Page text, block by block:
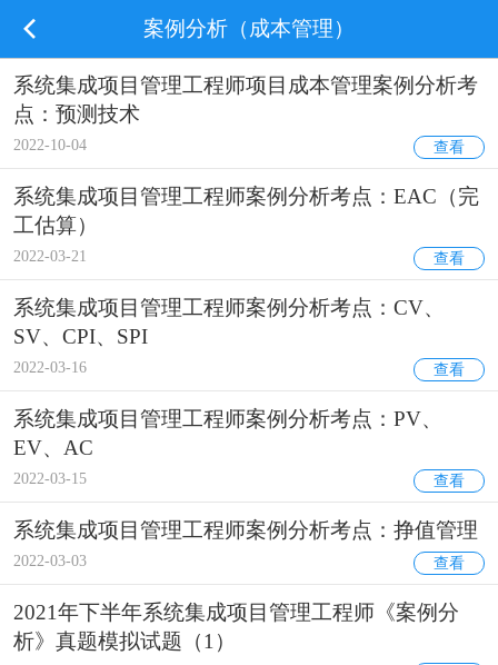
案例分析（成本管理）
系统集成项目管理工程师项目成本管理案例分析考
点：预测技术
2022-10-04 查看
系统集成项目管理工程师案例分析考点：EAC（完
工估算）
2022-03-21 查看
系统集成项目管理工程师案例分析考点：CV、
SV、CPI、SPI
2022-03-16 查看
系统集成项目管理工程师案例分析考点：PV、
EV、AC
2022-03-15 查看
系统集成项目管理工程师案例分析考点：挣值管理
2022-03-03 查看
2021年下半年系统集成项目管理工程师《案例分
析》真题模拟试题（1）